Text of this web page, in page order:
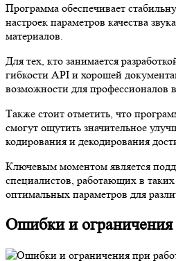
Программа обеспечивает
настроек параметров качества
материалов.
Для тех, кто занимается
гибкости API и хорошей
возможности для профессионалов
Также стоит отметить, что
смогут ощутить значительное
кодирования и декодирования
Ключевым моментом является
специалистов, работающих в
оптимальных параметров для
Ошибки и ограничения